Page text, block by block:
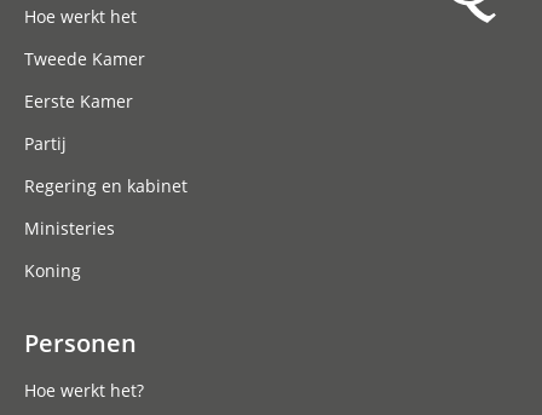
Hoe werkt het
Tweede Kamer
Eerste Kamer
Partij
Regering en kabinet
Ministeries
Koning
Personen
Hoe werkt het?